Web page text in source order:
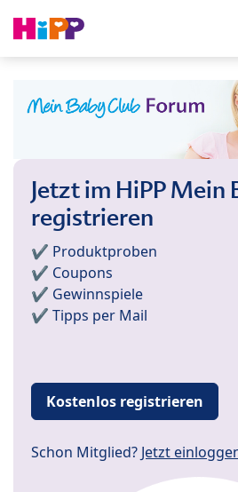
Jetzt im HiPP Mein
registrieren
✔️ Produktproben
✔️ Coupons
✔️ Gewinnspiele
✔️ Tipps per Mail
Kostenlos registrieren
Schon Mitglied? Jetzt